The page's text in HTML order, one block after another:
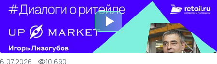
6.07.2026 10 690